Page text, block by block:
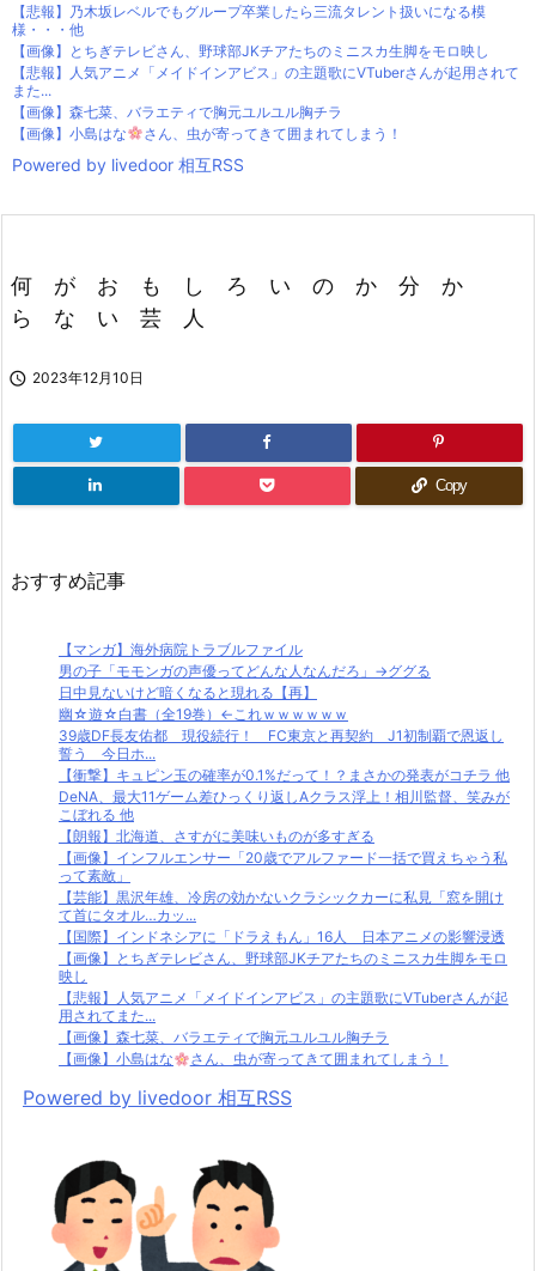
【悲報】乃木坂レベルでもグループ卒業したら三流タレント扱いになる模
様・・・他
【画像】とちぎテレビさん、野球部JKチアたちのミニスカ生脚をモロ映し
【悲報】人気アニメ「メイドインアビス」の主題歌にVTuberさんが起用されて
また...
【画像】森七菜、バラエティで胸元ユルユル胸チラ
【画像】小島はな
さん、虫が寄ってきて囲まれてしまう！
Powered by livedoor 相互RSS
何 が お も し ろ い の か 分 か
ら な い 芸 人
 2023年12月10日
Copy
おすすめ記事
【マンガ】海外病院トラブルファイル
男の子「モモンガの声優ってどんな人なんだろ」→ググる
日中見ないけど暗くなると現れる【再】
幽☆遊☆白書（全19巻）←これｗｗｗｗｗｗ
39歳DF長友佑都 現役続行！ FC東京と再契約 J1初制覇で恩返し
誓う 今日ホ...
【衝撃】キュピン玉の確率が0.1%だって！？まさかの発表がコチラ 他
DeNA、最大11ゲーム差ひっくり返しAクラス浮上！相川監督、笑みが
こぼれる 他
【朗報】北海道、さすがに美味いものが多すぎる
【画像】インフルエンサー「20歳でアルファード一括で買えちゃう私
って素敵」
【芸能】黒沢年雄、冷房の効かないクラシックカーに私見「窓を開け
て首にタオル…カッ...
【国際】インドネシアに「ドラえもん」16人 日本アニメの影響浸透
【画像】とちぎテレビさん、野球部JKチアたちのミニスカ生脚をモロ
映し
【悲報】人気アニメ「メイドインアビス」の主題歌にVTuberさんが起
用されてまた...
【画像】森七菜、バラエティで胸元ユルユル胸チラ
【画像】小島はな
さん、虫が寄ってきて囲まれてしまう！
Powered by livedoor 相互RSS